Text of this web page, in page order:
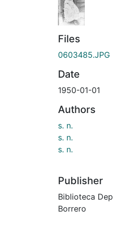
Files
0603485.JPG
Date
1950-01-01
Authors
s. n.
s. n.
s. n.
Publisher
Biblioteca
Borrero